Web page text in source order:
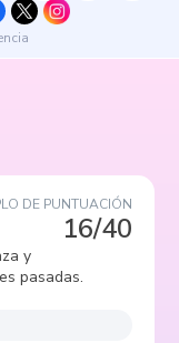
DE PUNTUACIÓN
16/40
y
pasadas.